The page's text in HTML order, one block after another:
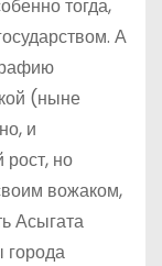
тогда,
А
(ныне
и
но
вожаком,
Асыгата
города